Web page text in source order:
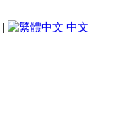
| 中文